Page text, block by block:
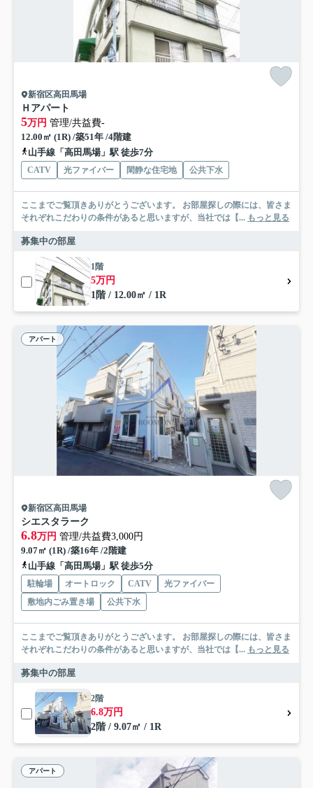
新宿区高田馬場
Ｈアパート
5万円 管理/共益費-
12.00㎡ (1R) /築51年 /4階建
山手線「高田馬場」駅 徒歩7分
CATV 光ファイバー 閑静な住宅地 公共下水
ここまでご覧頂きありがとうございます。 お部屋探しの際には、皆さま
それぞれこだわりの条件があると思いますが、当社では【... もっと見る
募集中の部屋
1階
5万円
1階 / 12.00㎡ / 1R
アパート
新宿区高田馬場
シエスタラーク
6.8万円 管理/共益費3,000円
9.07㎡ (1R) /築16年 /2階建
山手線「高田馬場」駅 徒歩5分
駐輪場 オートロック CATV
光ファイバー
敷地内ごみ置き場
公共下水
ここまでご覧頂きありがとうございます。 お部屋探しの際には、皆さま
それぞれこだわりの条件があると思いますが、当社では【... もっと見る
募集中の部屋
2階
6.8万円
2階 / 9.07㎡ / 1R
アパート